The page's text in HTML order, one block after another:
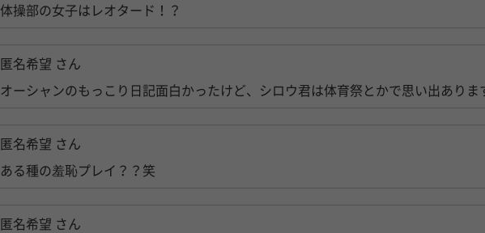
体操部の女子はレオタード！？
匿名希望 さん
オーシャンのもっこり日記面白かったけど、シロウ君は体育祭とかで思い出ありま
匿名希望 さん
ある種の羞恥プレイ？？笑
匿名希望 さん